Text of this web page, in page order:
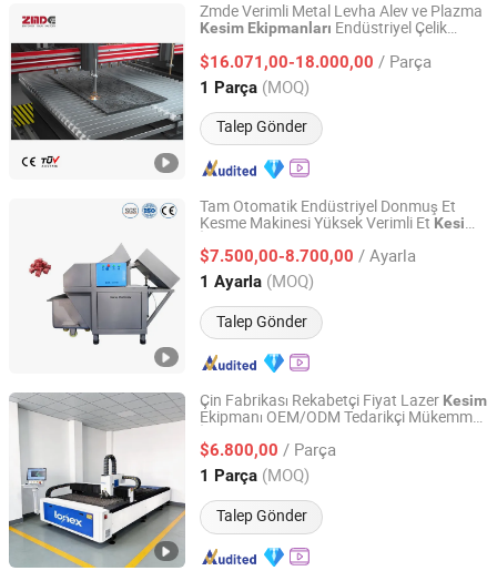
Zmde Verimli Metal Levha Alev ve Plazma
Kesim Ekipmanları Endüstriyel Çelik
$16.071,00-18.000,00 / Parça
1 Parça (MOQ)
Talep Gönder
ZMDE Co., Ltd
Shandong, China Fiyat 2024
Tam Otomatik Endüstriyel Donmuş Et
Kesme Makinesi Yüksek Verimli Et Kesim
$7.500,00-8.700,00 / Ayarla
1 Ayarla (MOQ)
Talep Gönder
Huaray Food Machinery (Shijiazhuang) Co., Ltd
Hebei, China Fiyat 2025
Çin Fabrikası Rekabetçi Fiyat Lazer Kesim
Ekipmanı OEM/ODM Tedarikçi Mükemmel
$6.800,00 / Parça
1 Parça (MOQ)
Talep Gönder
Zhongshan Lonex Cnc Technology Co, . Ltd
Guangdong, China Fiyat 2026